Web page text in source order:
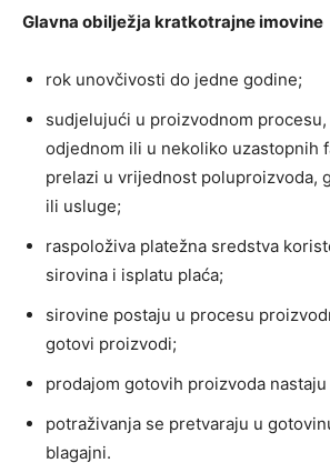
Glavna obilježja kratkotrajne imovine
rok unovčivosti do jedne godine;
sudjelujući u proizvodnom
odjednom ili u nekoliko uzastopnih
prelazi u vrijednost poluproizvoda,
ili usluge;
raspoloživa platežna sredstva
sirovina i isplatu plaća;
sirovine postaju u procesu
gotovi proizvodi;
prodajom gotovih proizvoda
potraživanja se pretvaraju u
blagajni.